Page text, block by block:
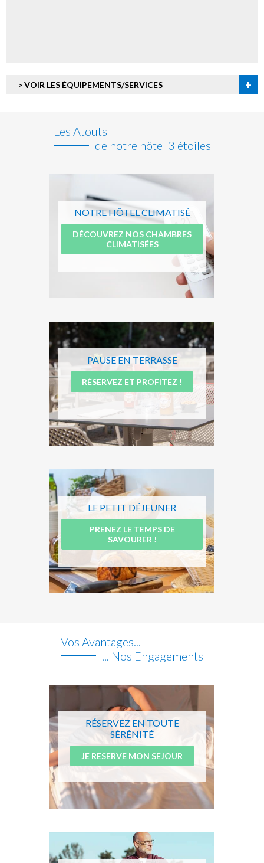
> VOIR LES ÉQUIPEMENTS/SERVICES +
Les Atouts
de notre hôtel 3 étoiles
NOTRE HÔTEL CLIMATISÉ
DÉCOUVREZ NOS CHAMBRES
CLIMATISÉES
PAUSE EN TERRASSE
RÉSERVEZ ET PROFITEZ !
LE PETIT DÉJEUNER
PRENEZ LE TEMPS DE
SAVOURER !
Vos Avantages...
... Nos Engagements
RÉSERVEZ EN TOUTE
SÉRÉNITÉ
JE RESERVE MON SEJOUR